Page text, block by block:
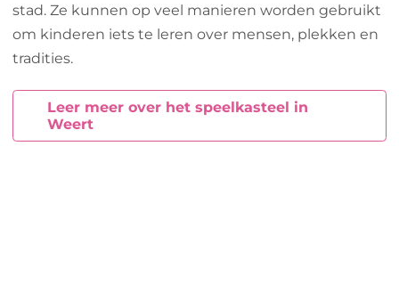
stad. Ze kunnen op veel manieren worden gebruikt
om kinderen iets te leren over mensen, plekken en
tradities.
Leer meer over het speelkasteel in
Weert